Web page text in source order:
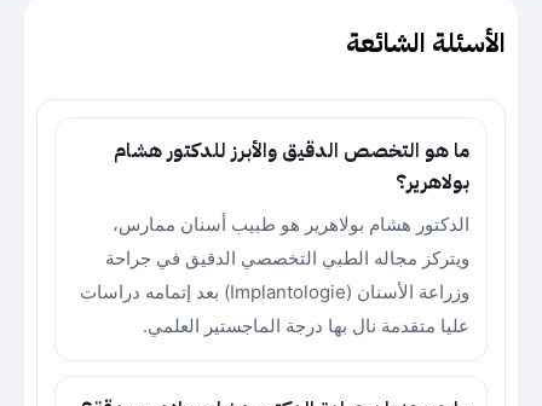
الأسئلة الشائعة
ما هو التخصص الدقيق والأبرز للدكتور هشام
بولاهرير؟
الدكتور هشام بولاهرير هو طبيب أسنان ممارس،
ويتركز مجاله الطبي التخصصي الدقيق في جراحة
وزراعة الأسنان (Implantologie) بعد إتمامه دراسات
عليا متقدمة نال بها درجة الماجستير العلمي.